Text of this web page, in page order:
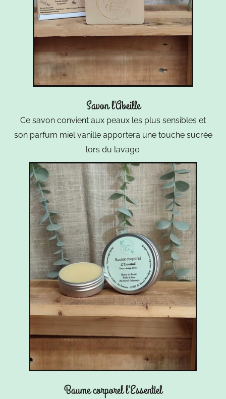
Savon l'Abeille
Ce savon convient aux peaux les plus sensibles et
son parfum miel vanille apportera une touche sucrée
lors du lavage.
Baume corporel l'Essentiel